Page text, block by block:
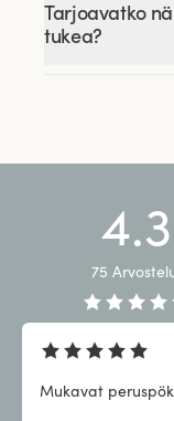
Tarjoavatko
tukea?
4.3
75
Mukavat